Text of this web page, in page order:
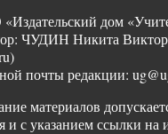
дом
ЧУДИН Никита
почты редакции:
материалов
и с указанием ссылки на